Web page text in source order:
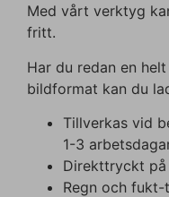
Med vårt verktyg
fritt.
Har du redan en
bildformat kan du
Tillverkas vid
1-3
Direkttryckt på
Regn och fukt-